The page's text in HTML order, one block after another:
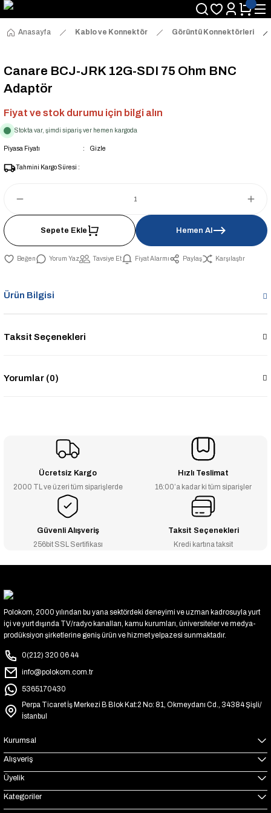
Anasayfa Kablo ve Konnektör Görüntü Konnektörleri
Canare BCJ-JRK 12G-SDI 75 Ohm BNC
Adaptör
Fiyat ve stok durumu için bilgi alın
Stokta var, şimdi sipariş ver hemen kargoda
Piyasa Fiyatı Gizle
Tahmini Kargo Süresi :
Sepete Ekle Hemen Al
Yorum Yaz Tavsiye Et Fiyat Alarmı Paylaş Karşılaştır
Ürün Bilgisi
Taksit Seçenekleri
Yorumlar (0)
Ücretsiz Kargo
2000 TL ve üzeri tüm siparişlerde
Hızlı Teslimat
16:00’a kadar ki tüm siparişler
Güvenli Alışveriş
256bit SSL Sertifikası
Taksit Seçenekleri
Kredi kartına taksit
Polokom, 2000 yılından bu yana sektördeki deneyimi ve uzman kadrosuyla yurt
içi ve yurt dışında TV/radyo kanalları, kamu kurumları, üniversiteler ve medya-
prodüksiyon şirketlerine geniş ürün ve hizmet yelpazesi sunmaktadır.
0(212) 320 06 44
info@polokom.com.tr
5365170430
Perpa Ticaret İş Merkezi B Blok Kat:2 No: 81, Okmeydanı Cd., 34384 Şişli/
İstanbul
Kurumsal
Alışveriş
Üyelik
Kategoriler